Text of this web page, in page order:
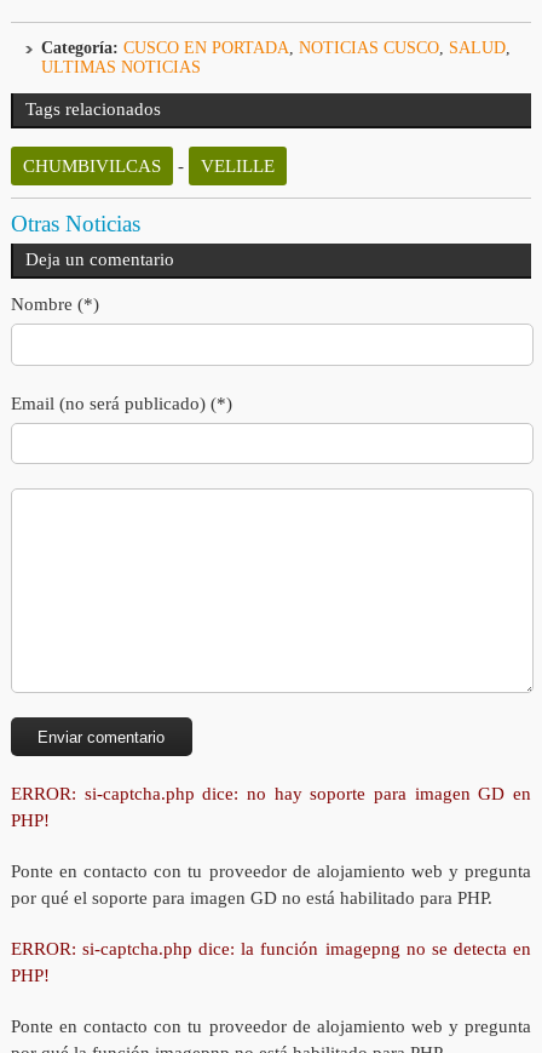
Categoría: CUSCO EN PORTADA, NOTICIAS CUSCO, SALUD,
ULTIMAS NOTICIAS
Tags relacionados
CHUMBIVILCAS - VELILLE
Otras Noticias
Deja un comentario
Nombre (*)
Email (no será publicado) (*)
ERROR: si-captcha.php dice: no hay soporte para imagen GD en
PHP!
Ponte en contacto con tu proveedor de alojamiento web y pregunta
por qué el soporte para imagen GD no está habilitado para PHP.
ERROR: si-captcha.php dice: la función imagepng no se detecta en
PHP!
Ponte en contacto con tu proveedor de alojamiento web y pregunta